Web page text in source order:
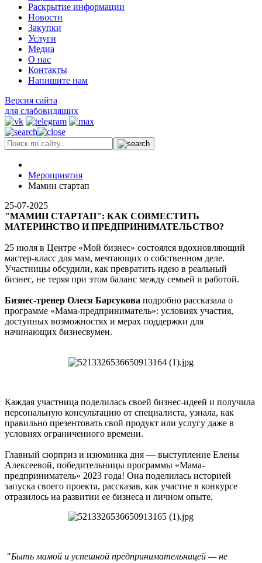
Раскрытие информации
Новости
Закупки
Услуги
Медиа
О нас
Контакты
Напишите нам
Версия сайта
для слабовидящих
Мероприятия
Мамин стартап
25-07-2025
"МАМИН СТАРТАП": КАК СОВМЕСТИТЬ
МАТЕРИНСТВО И ПРЕДПРИНИМАТЕЛЬСТВО?
25 июля в Центре «Мой бизнес» состоялся вдохновляющий
мастер-класс для мам, мечтающих о собственном деле.
Участницы обсудили, как превратить идею в реальный
бизнес, не теряя при этом баланс между семьей и работой.
Бизнес-тренер Олеся Барсукова подробно рассказала о
программе «Мама-предприниматель»: условиях участия,
доступных возможностях и мерах поддержки для
начинающих бизнесвумен.
Каждая участница поделилась своей бизнес-идеей и получила
персональную консультацию от специалиста, узнала, как
правильно презентовать свой продукт или услугу даже в
условиях ограниченного времени.
Главный сюрприз и изюминка дня — выступление Елены
Алексеевой, победительницы программы «Мама-
предприниматель» 2023 года! Она поделилась историей
запуска своего проекта, рассказав, как участие в конкурсе
отразилось на развитии ее бизнеса и личном опыте.
"Быть мамой и успешной предпринимательницей — не